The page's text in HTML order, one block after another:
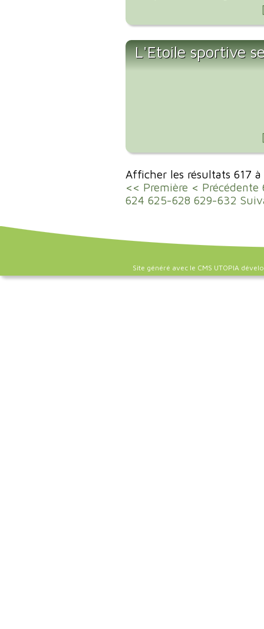
L'Etoile sportive
Afficher les résultats 617
<< Première < Précédente
624 625-628 629-632
Site généré avec le CMS UTOPIA